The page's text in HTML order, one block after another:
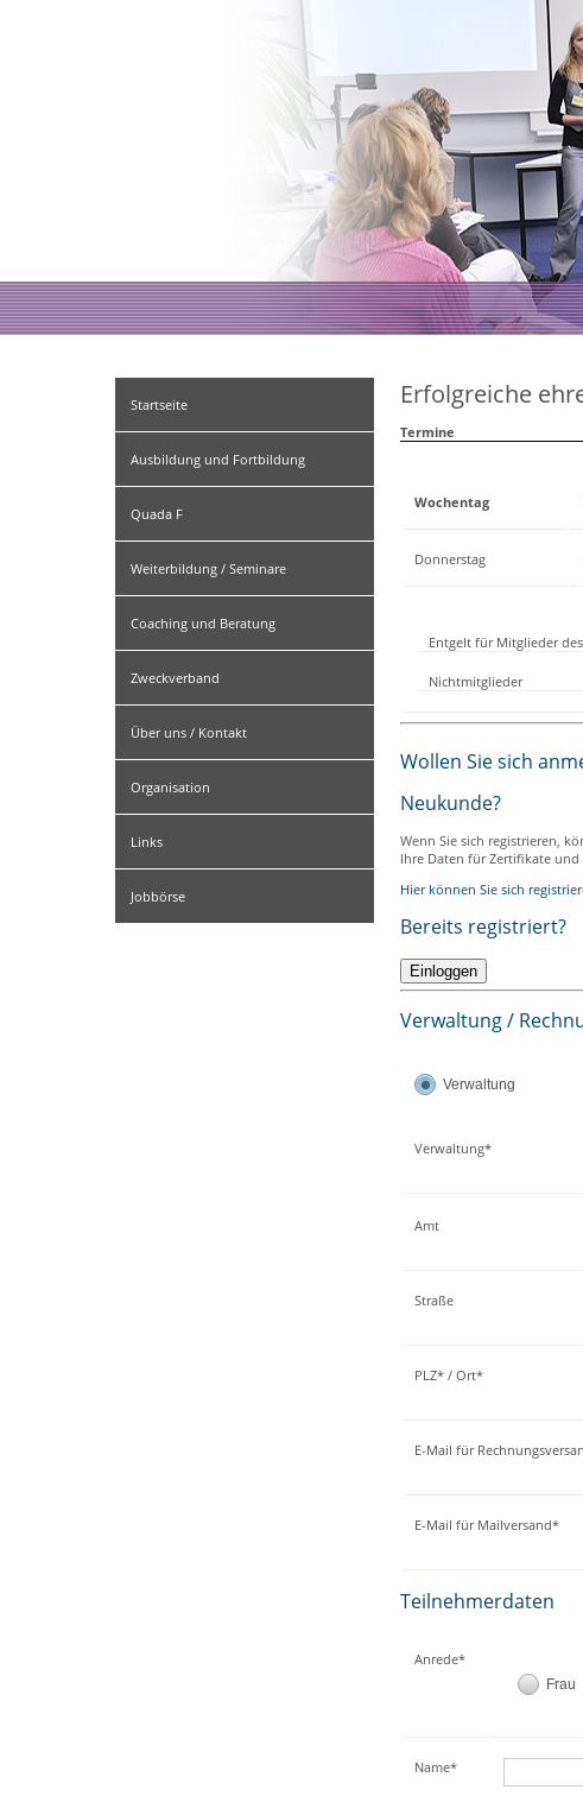
Startseite
Ausbildung und Fortbildung
Quada F
Weiterbildung / Seminare
Coaching und Beratung
Zweckverband
Über uns / Kontakt
Organisation
Links
Jobbörse
Erfolgreiche
Termine
Wochentag
Donnerstag
Entgelt für Mitglieder
Nichtmitglieder
Wollen Sie sich
Neukunde?
Wenn Sie sich registrieren,
Ihre Daten für Zertifikate
Hier können Sie sich
Bereits registriert?
Verwaltung /
Verwaltung
Verwaltung*
Amt
Straße
PLZ* / Ort*
E-Mail für
E-Mail für Mailversand*
Teilnehmerdaten
Anrede*
Frau
Name*